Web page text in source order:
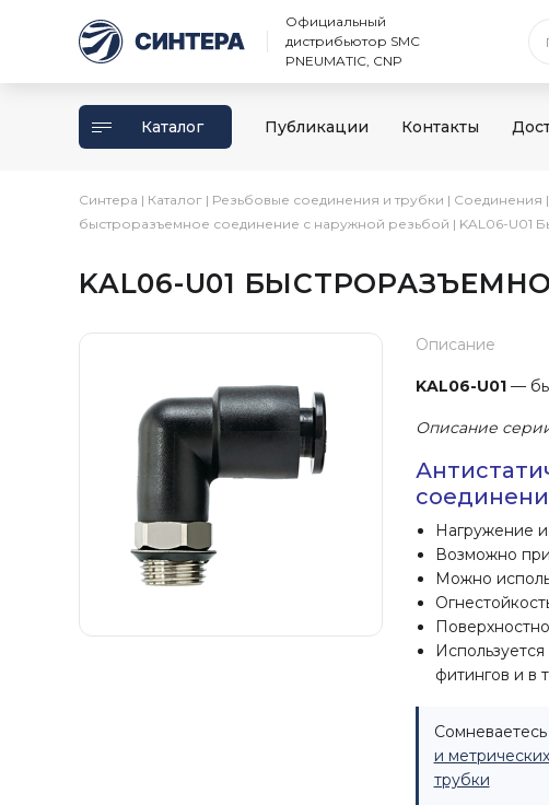
Официальный
дистрибьютор SMC
PNEUMATIC, CNP
Каталог Публикации Контакты
Синтера | Каталог | Резьбовые соединения и трубки | Соединения |
быстроразъемное соединение с наружной резьбой | KAL06-U01
KAL06-U01
Описание
KAL06-U01—
Описание
Нагружение
Возможно
Можно
фитингов и в
и метрических
трубки